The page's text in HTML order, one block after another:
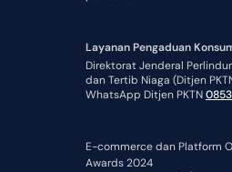
Layanan Pengaduan
Direktorat Jenderal
dan Tertib Niaga (Ditjen
WhatsApp Ditjen PKTN0853
E-commerce dan Platform
Awards 2024